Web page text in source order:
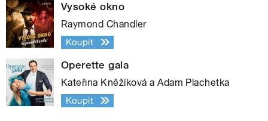
Vysoké okno
Raymond Chandler
Koupit
Operette gala
Kateřina Kněžíková a Adam Plachetka
Koupit